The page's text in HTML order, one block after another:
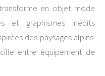
en objet mode
et graphismes inédits
des paysages alpins.
entre équipement de